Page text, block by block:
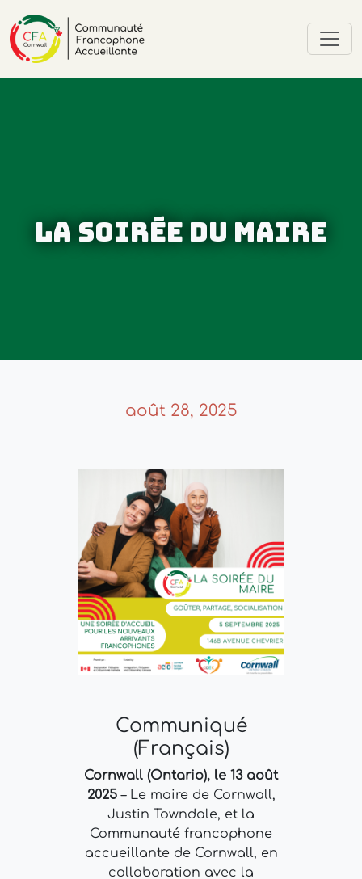
La Soirée du Maire
août 28, 2025
Communiqué
(Français)
Cornwall (Ontario), le 13 août
2025– Le maire de Cornwall,
Justin Towndale, et la
Communauté francophone
accueillante de Cornwall, en
collaboration avec la